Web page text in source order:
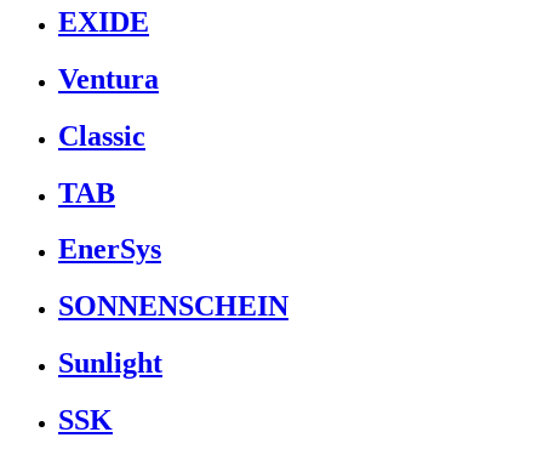
EXIDE
Ventura
Classic
TAB
EnerSys
SONNENSCHEIN
Sunlight
SSK